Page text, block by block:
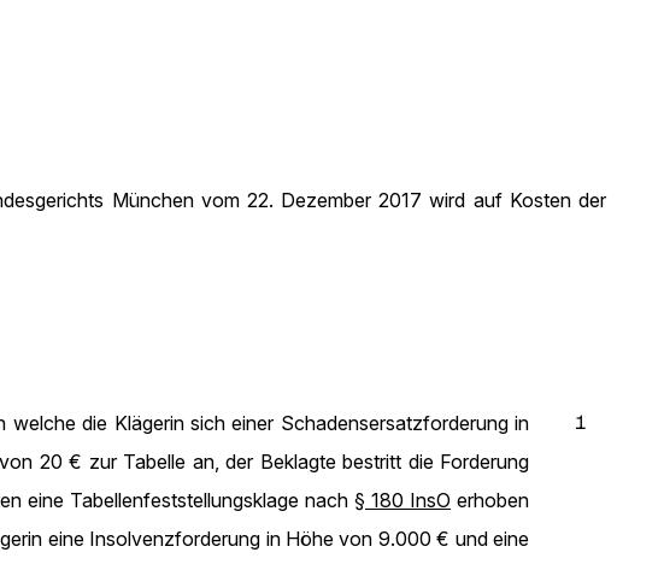
München vom 22. Dezember 2017 wird auf Kosten der
1
die Klägerin sich einer Schadensersatzforderung in
20 € zur Tabelle an, der Beklagte bestritt die Forderung
eine Tabellenfeststellungsklage nach§ 180 InsO erhoben
eine Insolvenzforderung in Höhe von 9.000 € und eine